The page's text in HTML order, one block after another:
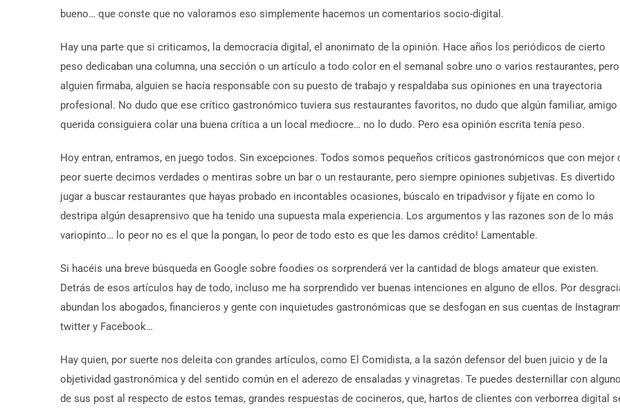
bueno… que conste que no valoramos eso simplemente hacemos un comentarios socio-digital.
Hay una parte que si criticamos, la democracia digital, el anonimato de la opinión. Hace años los periódicos de cierto
peso dedicaban una columna, una sección o un artículo a todo color en el semanal sobre uno o varios restaurantes, pero
alguien firmaba, alguien se hacía responsable con su puesto de trabajo y respaldaba sus opiniones en una trayectoria
profesional. No dudo que ese crítico gastronómico tuviera sus restaurantes favoritos, no dudo que algún familiar, amigo
querida consiguiera colar una buena crítica a un local mediocre… no lo dudo. Pero esa opinión escrita tenía peso.
Hoy entran, entramos, en juego todos. Sin excepciones. Todos somos pequeños críticos gastronómicos que con mejor
peor suerte decimos verdades o mentiras sobre un bar o un restaurante, pero siempre opiniones subjetivas. Es divertido
jugar a buscar restaurantes que hayas probado en incontables ocasiones, búscalo en tripadvisor y fíjate en como lo
destripa algún desaprensivo que ha tenido una supuesta mala experiencia. Los argumentos y las razones son de lo más
variopinto… lo peor no es el que la pongan, lo peor de todo esto es que les damos crédito! Lamentable.
Si hacéis una breve búsqueda en Google sobre foodies os sorprenderá ver la cantidad de blogs amateur que existen.
Detrás de esos artículos hay de todo, incluso me ha sorprendido ver buenas intenciones en alguno de ellos. Por
abundan los abogados, financieros y gente con inquietudes gastronómicas que se desfogan en sus cuentas de
twitter y Facebook…
Hay quien, por suerte nos deleita con grandes artículos, como El Comidista, a la sazón defensor del buen juicio y de la
objetividad gastronómica y del sentido común en el aderezo de ensaladas y vinagretas. Te puedes desternillar con alguno
de sus post al respecto de estos temas, grandes respuestas de cocineros, que, hartos de clientes con verborrea digital